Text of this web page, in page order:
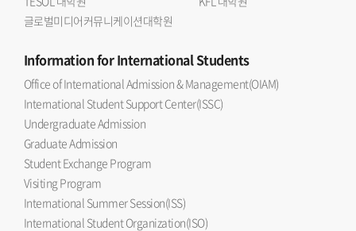
글로벌미디어커뮤니케이션대학원
Informationfor International Students
Office of International Admission & Management(OIAM)
International Student Support Center(ISSC)
Undergraduate Admission
Graduate Admission
Student Exchange Program
Visiting Program
International Summer Session(ISS)
International Student Organization(ISO)